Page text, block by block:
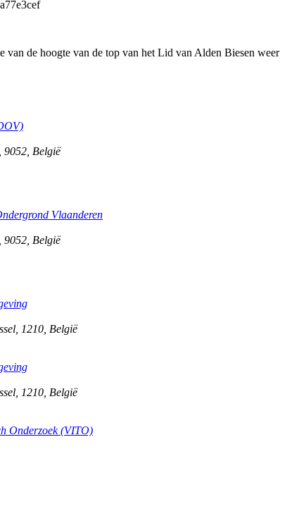
van de hoogte van de top van het Lid van Alden Biesen weer
9052 België
Vlaanderen
9052 België
1210 België
1210 België
Onderzoek (VITO)